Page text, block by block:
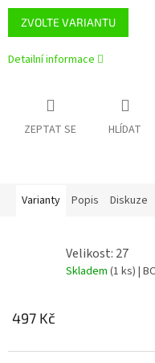
ZVOLTE VARIANTU
Detailní informace
ZEPTAT SE HLÍDAT
Varianty Popis Diskuze
Velikost: 27
Skladem (1 ks) |
497 Kč